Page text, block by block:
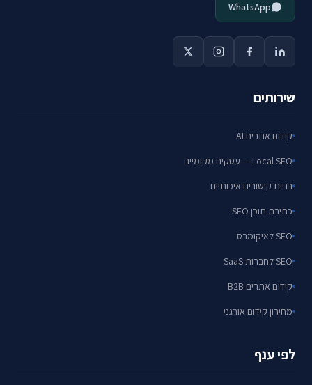
WhatsApp
שירותים
קידום אתרים AI
Local SEO — עסקים מקומיים
בניית קישורים איכותיים
כתיבת תוכן SEO
SEO לאיקומרס
SEO לחברות SaaS
קידום אתרים B2B
מחירון קידום אורגני
לפי ענף